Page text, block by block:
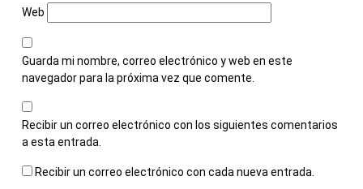
Web
Guarda mi nombre, correo electrónico y web en este
navegador para la próxima vez que comente.
Recibir un correo electrónico con los siguientes comentarios
a esta entrada.
Recibir un correo electrónico con cada nueva entrada.